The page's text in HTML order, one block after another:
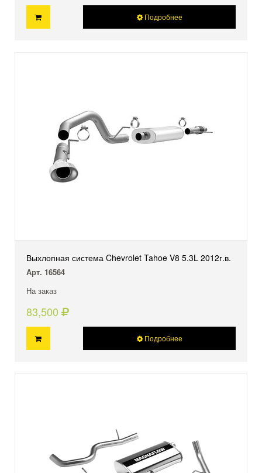
Подробнее
Выхлопная система Chevrolet Tahoe V8 5.3L 2012г.в.
Арт. 16564
На заказ
83,500
Подробнее